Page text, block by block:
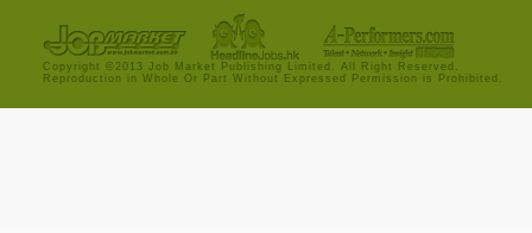
Copyright ©2013 Job Market Publishing Limited. All Right Reserved.
Reproduction in Whole Or Part Without Expressed Permission is Prohibited.